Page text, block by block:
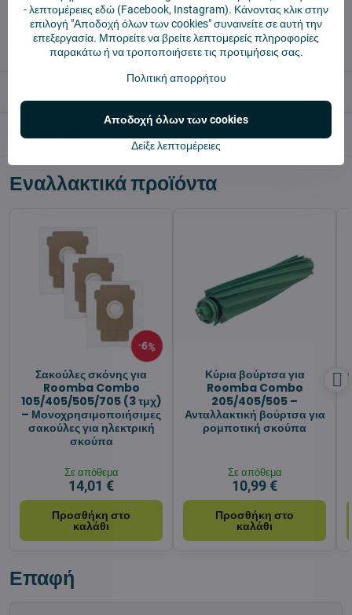
✅ Έτοιμο για άμεση αποστολή
✅ ΔΩΡΕΑΝ αποστολή πάνω από 55 €
✅ Πολιτική επιστροφής 14 ημερών
Reviews
Εναλλακτικά προϊόντα
6%
Σακούλες σκόνης για
Roomba Combo
105/405/505/705 (3 τμχ)
– Μονοχρησιμοποιήσιμες
σακούλες για ηλεκτρική
σκούπα
Σε απόθεμα
14,01 €
Προσθήκη στο
καλάθι
Κύρια βούρτσα για
Roomba Combo
205/405/505 –
Ανταλλακτική βούρτσα για
ρομποτική σκούπα
Σε απόθεμα
10,99 €
Προσθήκη στο
καλάθι
Επαφή
-λεπτομέρειες εδώ (Facebook, Instagram). Κάνοντας κλικ στην
επιλογή "Αποδοχή όλων των cookies" συναινείτε σε αυτή την
επεξεργασία. Μπορείτε να βρείτε λεπτομερείς πληροφορίες
παρακάτω ή να τροποποιήσετε τις προτιμήσεις σας.
Πολιτική απορρήτου
Δείξε λεπτομέρειες
Αποδοχή όλων των cookies